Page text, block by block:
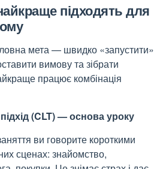
підходять для
мета — швидко «запустити»
вимову та зібрати
працює комбінація
(CLT) — основа уроку
ви говорите короткими
сценах: знайомство,